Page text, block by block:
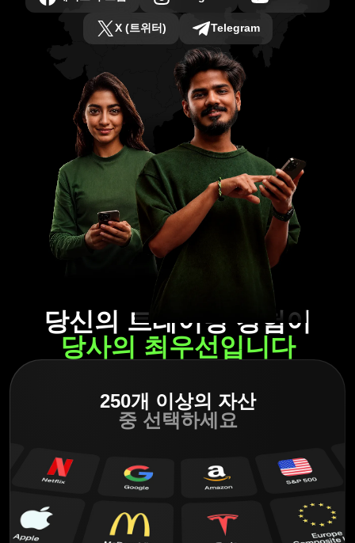
X (트위터) Telegram
당신의 트레이딩 경험이
당사의 최우선입니다
250개 이상의 자산
중 선택하세요